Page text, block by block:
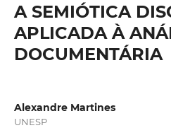
A SEMIÓTICA
APLICADA À
DOCUMENTÁRIA
Alexandre Martines
UNESP